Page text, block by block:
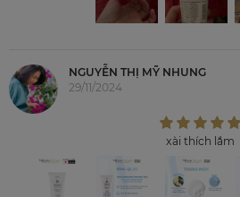
NGUYỄN THỊ MỸ NHUNG
29/11/2024
xài thích lắm